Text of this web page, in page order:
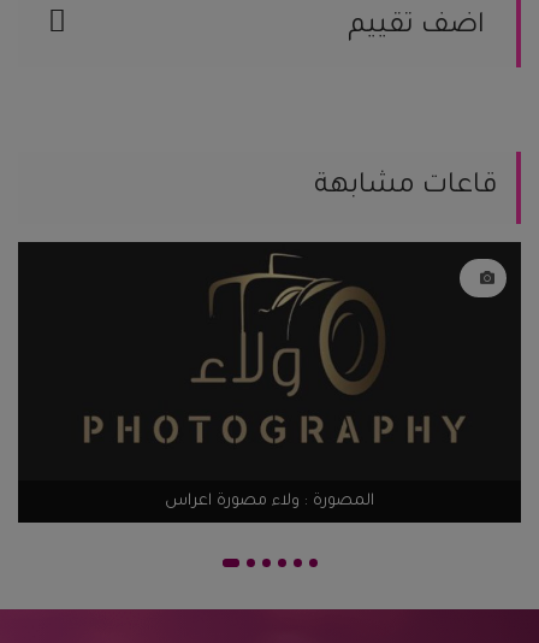
اضف تقييم
يمكنك إضافة تقيمك
اضف تقيم
قاعات مشابهة
المصورة : ولاء مصورة اعراس